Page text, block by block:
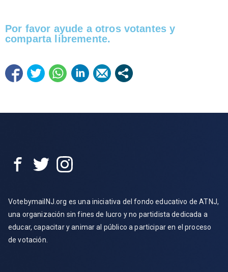
Por favor ayude a otros votantes y
comparta libremente.​
VotebymailNJ.org es una iniciativa del fondo educativo de ATNJ,
una organización sin fines de lucro y no partidista dedicada a
educar, capacitar y animar al público a participar en el proceso
de votación.